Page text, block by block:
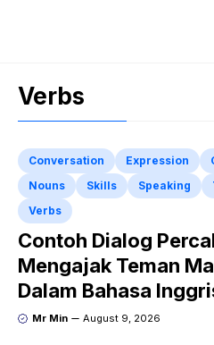
Verbs
Conversation Expression
Nouns
Skills Speaking
Verbs
Contoh Dialog
Mengajak Teman
Dalam Bahasa
Mr Min August 9, 2026